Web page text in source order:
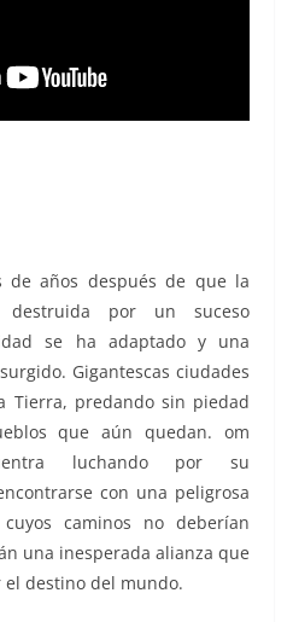
de años después de que la
destruida por un suceso
se ha adaptado y una
Gigantescas ciudades
Tierra, predando sin piedad
que aún quedan. om
luchando por su
con una peligrosa
caminos no deberían
una inesperada alianza que
destino del mundo.